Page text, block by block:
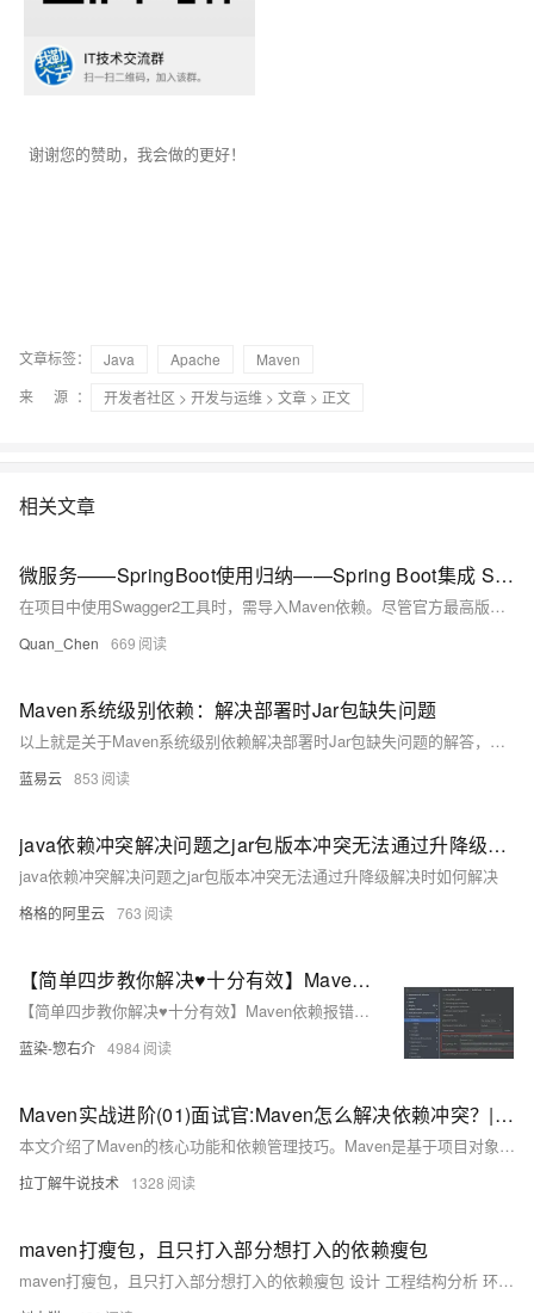
谢谢您的赞助，我会做的更好！
文章标签： Java Apache
Maven
来 源：
开发者社区 > 开发与运维 > 文章 > 正文
相关文章
微服务——SpringBoot使用归纳——Spring Boot集成 Swagger2 展现在线接口文档——Swagger2 的 maven 依赖
在项目中使用Swagger2工具时，需导入Maven依赖。尽管官方最高版本为2.8.0，但其展示效果不够理想且稳定性欠佳。实际开发中常用2.2.2版本，因其稳定且界面友好。以下是围绕2.2.2版本的Maven依赖配置，包括`springfox-swagger2`和`springfox-swagger-ui`两个模块。
Quan_Chen 669
Maven系统级别依赖：解决部署时Jar包缺失问题
以上就是关于Maven系统级别依赖解决部署时Jar包缺失问题的解答，希望对你有所帮助。在软件开发中，遇到问题并解决问题是常态，希望你能够善用这些工具，解决你遇到的问题。
蓝易云 853
java依赖冲突解决问题之jar包版本冲突无法通过升降级解决时如何解决
java依赖冲突解决问题之jar包版本冲突无法通过升降级解决时如何解决
格格的阿里云 763
【简单四步教你解决♥十分有效】Maven依赖报错、依赖或插件导入失败的万能解决办法
【简单四步教你解决♥十分有效】Maven依赖报错、依赖或插件导入失败的万能解决办法！在处理Maven项目问题时，首先检查Maven配置是否正确。接着通过“File--Invalidata Caches”清除IDEA缓存并重启。使用Maven命令`mvn dependency:purge-local-repository`和`mvn dependency:resolve`清除本地依赖缓存。最后，在Terminal中输入`mvn clean install`完成构建。
蓝染-惣右介 4984
Maven实战进阶(01)面试官:Maven怎么解决依赖冲突？| 有几种解决方式
本文介绍了Maven的核心功能和依赖管理技巧。Maven是基于项目对象模型（POM）的构建工具，具备跨平台、标准化、自动化等特性。其三大核心功能为依赖管理、仓库管理和项目构建。依赖管理通过pom.xml文件引入第三方组件并自动下载；仓库管理涉及中央仓库、私服和本地仓库；项目构建则通过生命周期管理编译、测试、打包等流程。文章还详细讲解了依赖冲突的解决方法，包括默认规则、手工排除和版本指定等策略。
拉丁解牛说技术 1328
maven打瘦包，且只打入部分想打入的依赖瘦包
maven打瘦包，且只打入部分想打入的依赖瘦包 设计 工程结构分析 环境管理 城市资源 安全工程 工程管理